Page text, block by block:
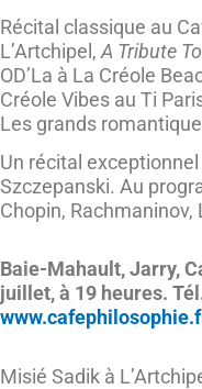
Récital classique au
L’Artchipel,A Tribute
OD’La à La Créole
Créole Vibes au Ti
Les grands
Un récital
Szczepanski. Au
Chopin, Rachmaninov,
Baie-Mahault, Jarry,
juillet, à 19 heures.
Misié Sadik à